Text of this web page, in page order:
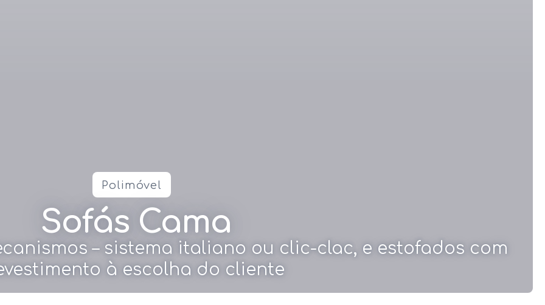
Polimóvel
Sofás Cama
– sistema italiano ou clic-clac, e estofados com
à escolha do cliente